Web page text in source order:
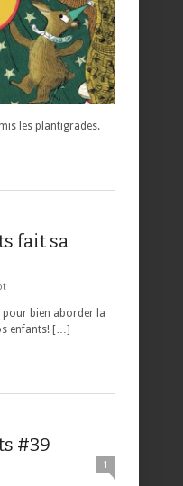
les plantigrades.
fait sa
pour bien aborder la
enfants! […]
#39
1